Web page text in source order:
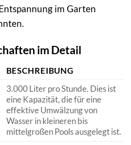
im Garten
im Detail
BESCHREIBUNG
3.000 Liter pro Stunde. Dies ist
eine Kapazität, die für eine
effektive Umwälzung von
Wasser in kleineren bis
mittelgroßen Pools ausgelegt ist.